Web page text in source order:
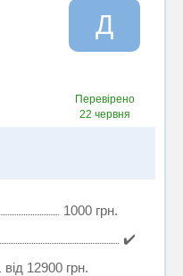
Д
Перевірено
22 червня
1000 грн.
✔️
від 12900 грн.